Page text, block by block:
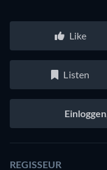
Like
Listen
Einloggen
REGISSEUR